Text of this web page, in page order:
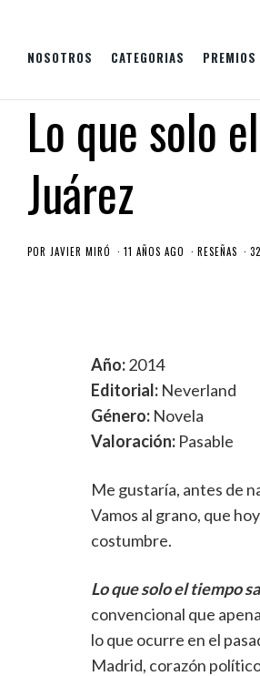
NOSOTROS CATEGORIAS
Lo que solo
Juárez
POR JAVIER MIRÓ 11 AÑOS AGO RESEÑAS
Año:2014
Editorial:Neverland
Género: Novela
Valoración:Pasable
Me gustaría, antes de
Vamos al grano, que
costumbre.
Lo que solo el tiempo
convencional que
lo que ocurre en el
Madrid, corazón